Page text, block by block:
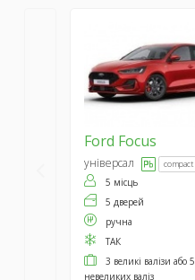
Ford Focus
універсал compact
5 місць
5 дверей
ручна
ТАК
3 великі валізи або 5
невеликих валіз